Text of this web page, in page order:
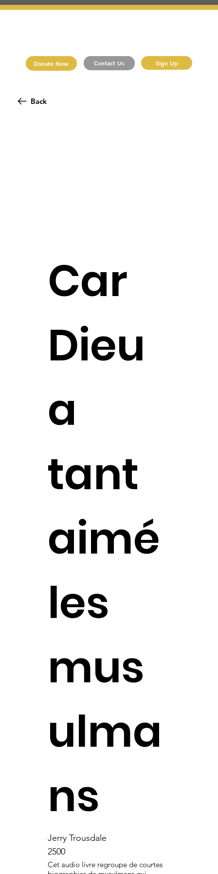
Donate Now Contact Us Sign Up
Back
Car
Dieu
a
tant
aimé
les
mus
ulma
ns
Jerry Trousdale
2500
Cet audio livre regroupe de courtes